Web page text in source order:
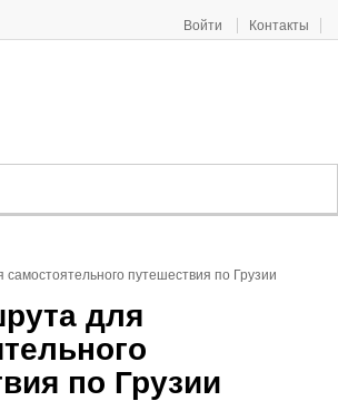
Войти Контакты
путешествия по Грузии
для
по Грузии